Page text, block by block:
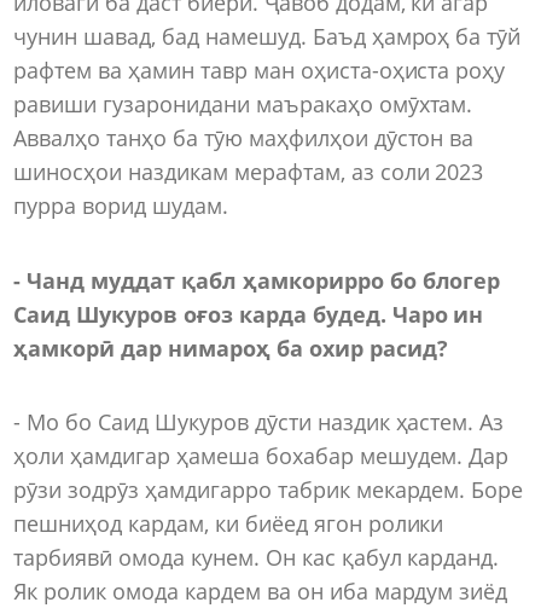
чунин шавад, бад намешуд. Баъд ҳамроҳ ба тӯй
рафтем ва ҳамин тавр ман оҳиста-оҳиста роҳу
равиши гузаронидани маъракаҳо омӯхтам.
Аввалҳо танҳо ба тӯю маҳфилҳои дӯстон ва
шиносҳои наздикам мерафтам, аз соли 2023
пурра ворид шудам.
- Чанд муддат қабл ҳамкорирро бо блогер
Саид Шукуров оғоз карда будед. Чаро ин
ҳамкорӣ дар нимароҳ ба охир расид?
- Мо бо Саид Шукуров дӯсти наздик ҳастем. Аз
ҳоли ҳамдигар ҳамеша бохабар мешудем. Дар
рӯзи зодрӯз ҳамдигарро табрик мекардем. Боре
пешниҳод кардам, ки биёед ягон ролики
тарбиявӣ омода кунем. Он кас қабул карданд.
Як ролик омода кардем ва он иба мардум зиёд